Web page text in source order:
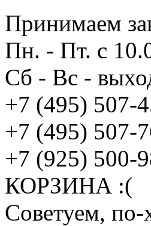
Принимаем
Пн. - Пт. с
Сб - Вс -
+7 (495) 507-
+7 (495) 507-
+7 (925) 500-
КОРЗИНА :(
Советуем,